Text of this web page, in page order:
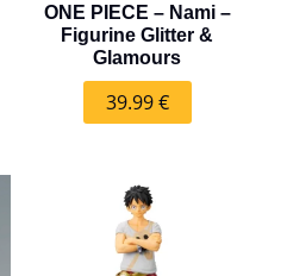
ONE PIECE – Nami –
Figurine Glitter &
Glamours
39.99€